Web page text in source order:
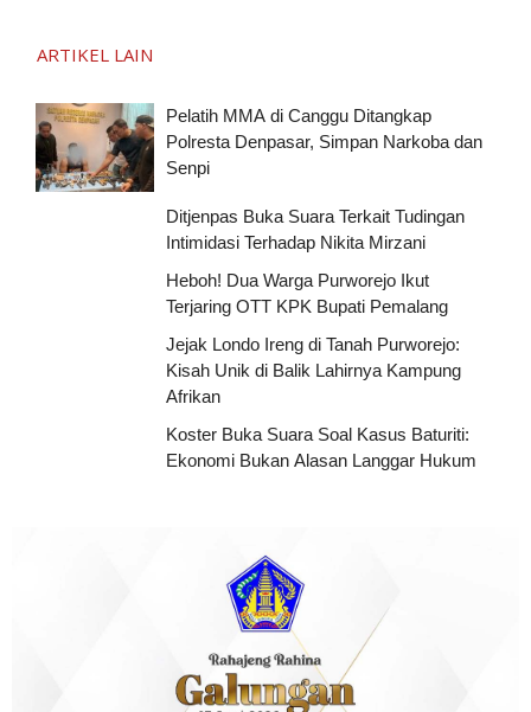
ARTIKEL LAIN
Pelatih MMA di Canggu Ditangkap
Polresta Denpasar, Simpan Narkoba dan
Senpi
Ditjenpas Buka Suara Terkait Tudingan
Intimidasi Terhadap Nikita Mirzani
Heboh! Dua Warga Purworejo Ikut
Terjaring OTT KPK Bupati Pemalang
Jejak Londo Ireng di Tanah Purworejo:
Kisah Unik di Balik Lahirnya Kampung
Afrikan
Koster Buka Suara Soal Kasus Baturiti:
Ekonomi Bukan Alasan Langgar Hukum